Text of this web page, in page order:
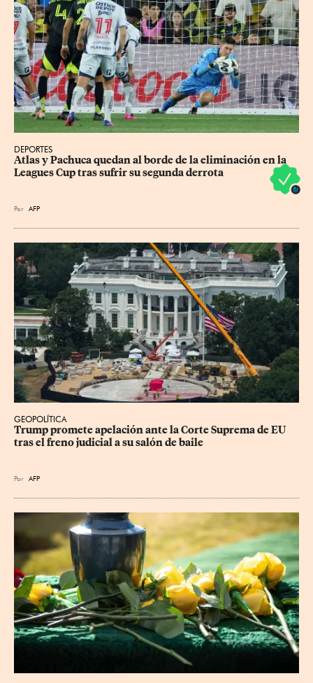
DEPORTES
Atlas y Pachuca quedan al borde de la eliminación en la
Leagues Cup tras sufrir su segunda derrota
Por AFP
GEOPOLÍTICA
Trump promete apelación ante la Corte Suprema de EU
tras el freno judicial a su salón de baile
Por AFP